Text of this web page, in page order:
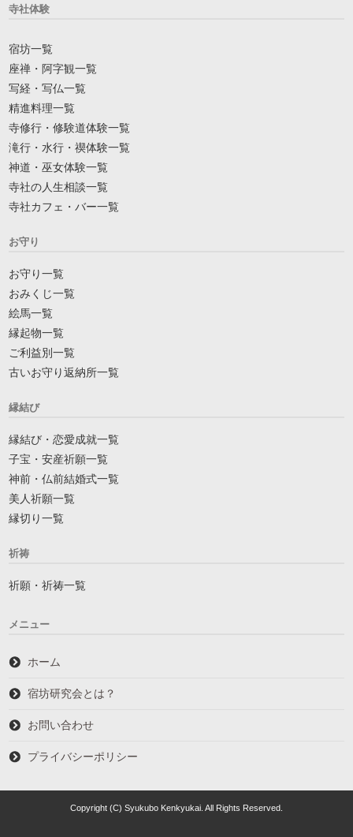
寺社体験
宿坊一覧
座禅・阿字観一覧
写経・写仏一覧
精進料理一覧
寺修行・修験道体験一覧
滝行・水行・禊体験一覧
神道・巫女体験一覧
寺社の人生相談一覧
寺社カフェ・バー一覧
お守り
お守り一覧
おみくじ一覧
絵馬一覧
縁起物一覧
ご利益別一覧
古いお守り返納所一覧
縁結び
縁結び・恋愛成就一覧
子宝・安産祈願一覧
神前・仏前結婚式一覧
美人祈願一覧
縁切り一覧
祈祷
祈願・祈祷一覧
メニュー
ホーム
宿坊研究会とは？
お問い合わせ
プライバシーポリシー
Copyright (C) Syukubo Kenkyukai. All Rights Reserved.